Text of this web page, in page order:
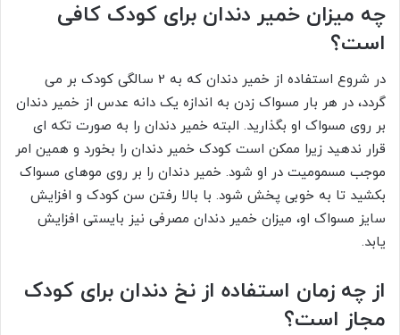
چه میزان خمیر دندان برای کودک کافی
است؟
در شروع استفاده از خمیر دندان که به 2 سالگی کودک بر می‌
گردد، در هر بار مسواک زدن به اندازه یک دانه عدس از خمیر دندان
بر روی مسواک او بگذارید. البته خمیر دندان را به صورت تکه‌ ای
قرار ندهید زیرا ممکن است کودک خمیر دندان را بخورد و همین امر
موجب مسمومیت در او شود. خمیر دندان را بر روی موهای مسواک
بکشید تا به خوبی پخش شود. با بالا رفتن سن کودک و افزایش
سایز مسواک او، میزان خمیر دندان مصرفی نیز بایستی افزایش
یابد.
از چه زمان استفاده از نخ دندان برای کودک
مجاز است؟